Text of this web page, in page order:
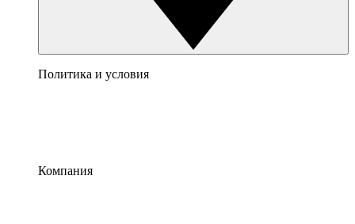
Политика и условия
Компания